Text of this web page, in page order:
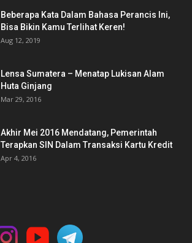
Beberapa Kata Dalam Bahasa Perancis Ini,
Bisa Bikin Kamu Terlihat Keren!
Aug 12, 2019
Lensa Sumatera – Menatap Lukisan Alam
Huta Ginjang
Mar 29, 2016
Akhir Mei 2016 Mendatang, Pemerintah
Terapkan SIN Dalam Transaksi Kartu Kredit
Apr 4, 2016